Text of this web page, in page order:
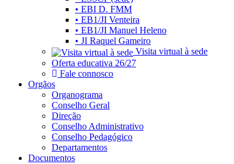
• EBI D. FMM
• EB1/JI Venteira
• EB1/JI Manuel Heleno
• JI Raquel Gameiro
Visita virtual à sede
Oferta educativa 26/27
Fale connosco
Orgãos
Organograma
Conselho Geral
Direção
Conselho Administrativo
Conselho Pedagógico
Departamentos
Documentos